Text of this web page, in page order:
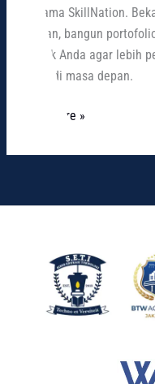
bersama SkillNation.
relevan, bangun
terbaik Anda agar lebih
karier di masa depan.
Read More »